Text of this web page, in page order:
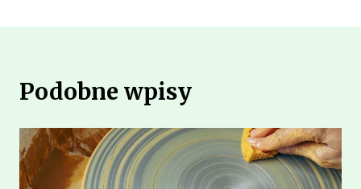
Podobne wpisy